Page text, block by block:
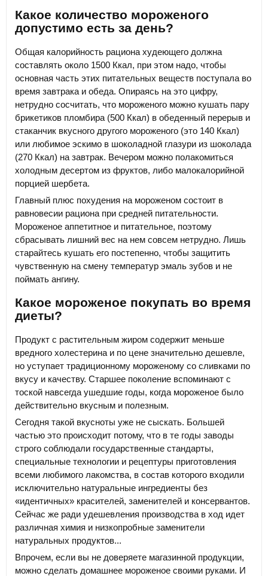
Какое количество мороженого
допустимо есть за день?
Общая калорийность рациона худеющего должна
составлять около 1500 Ккал, при этом надо, чтобы
основная часть этих питательных веществ поступала во
время завтрака и обеда. Опираясь на это цифру,
нетрудно сосчитать, что мороженого можно кушать пару
брикетиков пломбира (500 Ккал) в обеденный перерыв и
стаканчик вкусного другого мороженого (это 140 Ккал)
или любимое эскимо в шоколадной глазури из шоколада
(270 Ккал) на завтрак. Вечером можно полакомиться
холодным десертом из фруктов, либо малокалорийной
порцией шербета.
Главный плюс похудения на мороженом состоит в
равновесии рациона при средней питательности.
Мороженое аппетитное и питательное, поэтому
сбрасывать лишний вес на нем совсем нетрудно. Лишь
старайтесь кушать его постепенно, чтобы защитить
чувственную на смену температур эмаль зубов и не
поймать ангину.
Какое мороженое покупать во время
диеты?
Продукт с растительным жиром содержит меньше
вредного холестерина и по цене значительно дешевле,
но уступает традиционному мороженому со сливками по
вкусу и качеству. Старшее поколение вспоминают с
тоской навсегда ушедшие годы, когда мороженое было
действительно вкусным и полезным.
Сегодня такой вкусноты уже не сыскать. Большей
частью это происходит потому, что в те годы заводы
строго соблюдали государственные стандарты,
специальные технологии и рецептуры приготовления
всеми любимого лакомства, в состав которого входили
исключительно натуральные ингредиенты без
«идентичных» красителей, заменителей и консервантов.
Сейчас же ради удешевления производства в ход идет
различная химия и низкопробные заменители
натуральных продуктов...
Впрочем, если вы не доверяете магазинной продукции,
можно сделать домашнее мороженое своими руками. И